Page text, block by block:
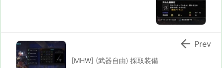
[MHW] (武器自由) 採取装備
 Prev